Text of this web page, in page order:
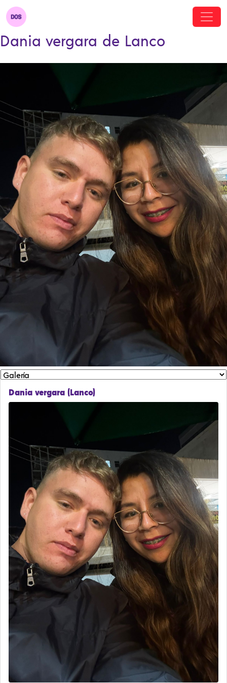
Dania vergara de Lanco
Dania vergara (Lanco)